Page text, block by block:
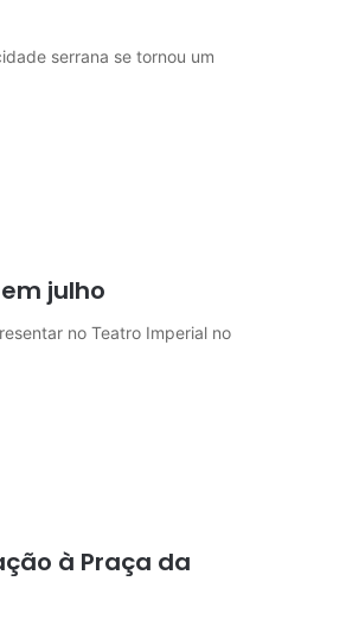
serrana se tornou um
julho
no Teatro Imperial no
à Praça da